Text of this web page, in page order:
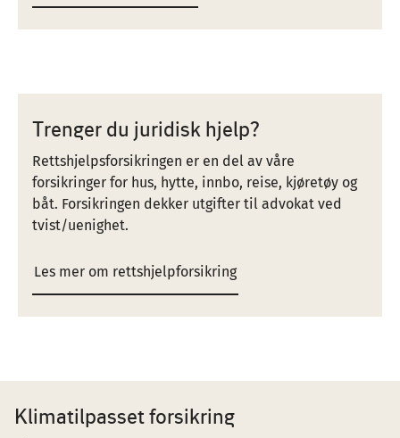
Trenger du juridisk hjelp?
Rettshjelpsforsikringen er en del av våre
forsikringer for hus, hytte, innbo, reise, kjøretøy og
båt. Forsikringen dekker utgifter til advokat ved
tvist/uenighet.
Les mer om rettshjelpforsikring
Klimatilpasset forsikring